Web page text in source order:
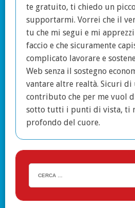
te gratuito, ti chiedo un
supportarmi. Vorrei che il
tu che mi segui e mi
faccio e che sicuramente
complicato lavorare e
Web senza il sostegno
vantare altre realtà. Sicuri di
contributo che per me vuol
sotto tutti i punti di vista, ti
profondo del cuore.